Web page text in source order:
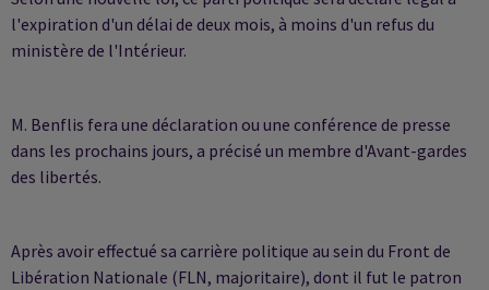
l'expiration d'un délai de deux mois, à moins d'un refus du
ministère de l'Intérieur.
M. Benflis fera une déclaration ou une conférence de presse
dans les prochains jours, a précisé un membre d'Avant-gardes
des libertés.
Après avoir effectué sa carrière politique au sein du Front de
Libération Nationale (FLN, majoritaire), dont il fut le patron